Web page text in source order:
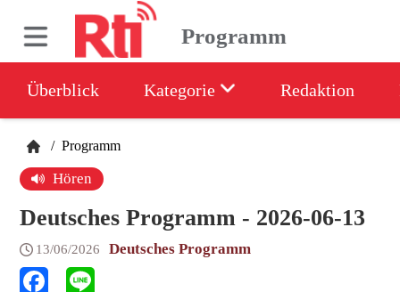
Programm
Überblick Kategorie Redaktion
/ Programm
Hören
Deutsches Programm - 2026-06-13
13/06/2026 Deutsches Programm